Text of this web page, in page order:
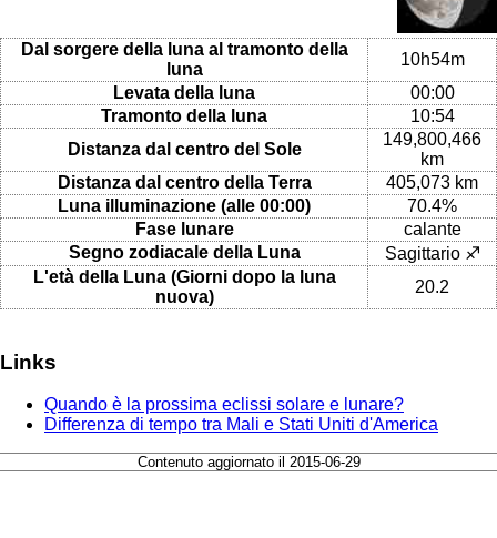
Dal sorgere della luna al tramonto della
luna
10h54m
Levata della luna
00:00
Tramonto della luna
10:54
Distanza dal centro del Sole
149,800,466
km
Distanza dal centro della Terra
405,073 km
Luna illuminazione (alle 00:00)
70.4%
Fase lunare
calante
Segno zodiacale della Luna
Sagittario ♐
L'età della Luna (Giorni dopo la luna
nuova)
20.2
Links
Quando è la prossima eclissi solare e lunare?
Differenza di tempo tra Mali e Stati Uniti d'America
Contenuto aggiornato il 2015-06-29